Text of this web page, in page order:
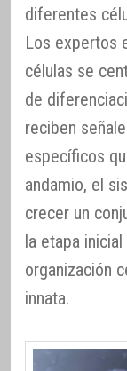
diferentes
Los expertos
células se
de
reciben
específicos
andamio, el
crecer un
la etapa
organización
innata.